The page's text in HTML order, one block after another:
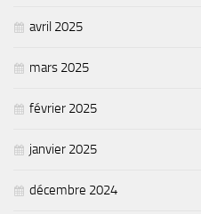
avril 2025
mars 2025
février 2025
janvier 2025
décembre 2024